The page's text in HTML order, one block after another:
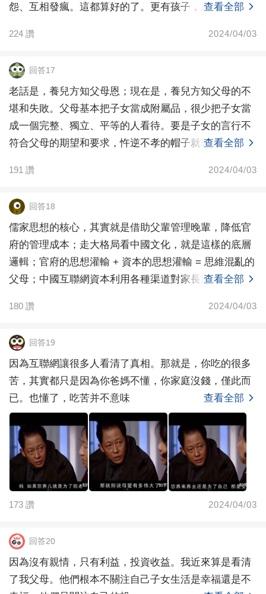
怨、互相發瘋。這都算好的了。更有孩子，通過殺死自
查看全部
224 讚 2024/04/03
回答17
老話是，養兒方知父母恩；現在是，養兒方知父母的不
堪和失敗。父母基本把子女當成附屬品，很少把子女當
成一個完整、獨立、平等的人看待。要是子女的言行不
符合父母的期望和要求，忤逆不孝的帽子就帶上了。也
查看全部
191 讚 2024/04/03
回答18
儒家思想的核心，其實就是借助父輩管理晚輩，降低官
府的管理成本；走大格局看中國文化，就是這樣的底層
邏輯；官府的思想灌輸 + 資本的思想灌輸 = 思維混亂的
父母；中國互聯網資本利用各種渠道對家長洗腦查看全部
180 讚 2024/04/03
回答19
因為互聯網讓很多人看清了真相。那就是，你吃的很多
苦，其實都只是因為你爸媽不懂，你家庭沒錢，僅此而
已。也懂了，吃苦并不意味
查看全部
173 讚 2024/04/03
回答20
因為沒有親情，只有利益，投資收益。我近來算是看清
了我父母。他們根本不關注自己子女生活是幸福還是不